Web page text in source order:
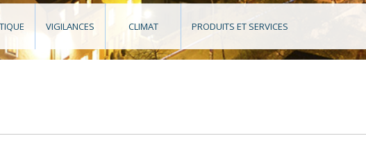
VIGILANCES CLIMAT PRODUITS ET SERVICES